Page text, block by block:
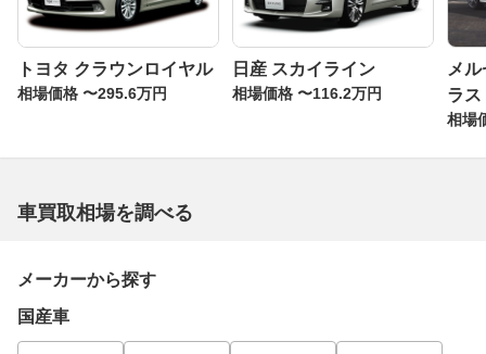
トヨタ クラウンロイヤル
相場価格 〜295.6万円
日産 スカイライン
相場価格 〜116.2万円
メ
ラス
相場
車買取相場を調べる
メーカーから探す
国産車